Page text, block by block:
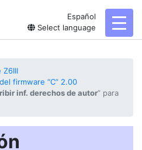
Español
Select language
Z6III
firmware “C” 2.00
inf. derechos de autor” para